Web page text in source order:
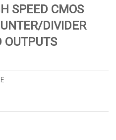
SPEED CMOS
DIVIDER
OUTPUTS